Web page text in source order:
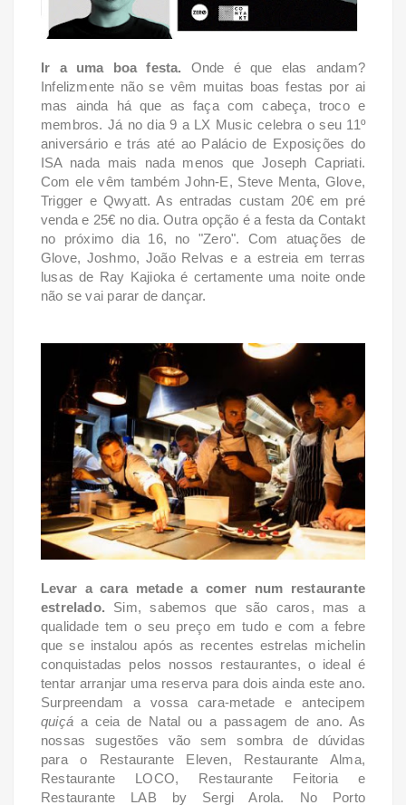
Ir a uma boa festa. Onde é que elas andam?
Infelizmente não se vêm muitas boas festas por ai
mas ainda há que as faça com cabeça, troco e
membros. Já no dia 9 a LX Music celebra o seu 11º
aniversário e trás até ao Palácio de Exposições do
ISA nada mais nada menos que Joseph Capriati.
Com ele vêm também John-E, Steve Menta, Glove,
Trigger e Qwyatt. As entradas custam 20€ em pré
venda e 25€ no dia. Outra opção é a festa da Contakt
no próximo dia 16, no "Zero". Com atuações de
Glove, Joshmo, João Relvas e a estreia em terras
lusas de Ray Kajioka é certamente uma noite onde
não se vai parar de dançar.
Levar a cara metade a comer num restaurante
estrelado. Sim, sabemos que são caros, mas a
qualidade tem o seu preço em tudo e com a febre
que se instalou após as recentes estrelas michelin
conquistadas pelos nossos restaurantes, o ideal é
tentar arranjar uma reserva para dois ainda este ano.
Surpreendam a vossa cara-metade e antecipem
quiçá a ceia de Natal ou a passagem de ano. As
nossas sugestões vão sem sombra de dúvidas
para o Restaurante Eleven, Restaurante Alma,
Restaurante LOCO, Restaurante Feitoria e
Restaurante LAB by Sergi Arola. No Porto